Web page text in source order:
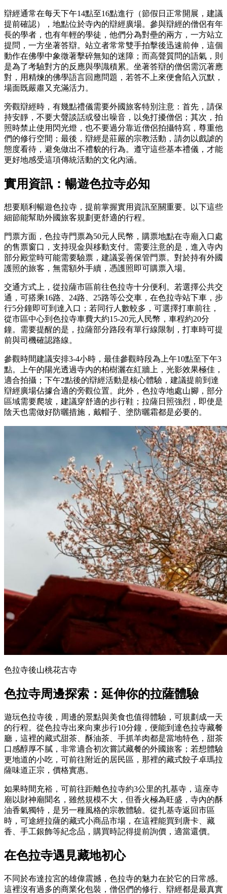
辯經通常在每天下午14點至16點進行（節假日正常開展，建議
提前確認），地點位於寺內的辯經廣場。參與辯經的僧侶有年
長的學者，也有年輕的學徒，他們分為對壘的兩方，一方站立
提問，一方坐著答辯。站立者常常雙手拍擊後迅速前伸，這個
動作在佛學中象徵著擊碎無知的迷障；而高聲質問的語氣，則
是為了考驗對方的反應與學識積累。坐著答辯的僧侶需沉著應
對，用精煉的佛學語言回應問題，若答不上來便會陷入沉默，
場面既嚴肅又充滿活力。
旁觀辯經時，有幾點禮儀需要外國旅客特別注意：首先，請保
持安靜，不要大聲談話或發出噪音，以免打擾僧侶；其次，拍
照時禁止使用閃光燈，也不要過分靠近僧侶拍攝特寫，尊重他
們的修行空間；最後，辯經是莊嚴的宗教活動，請勿以戲謔的
態度看待，避免做出不禮貌的行為。遵守這些基本禮儀，才能
更好地感受這項傳統活動的文化內涵。
實用資訊：暢遊色拉寺必知
想要順利暢遊色拉寺，提前掌握實用資訊至關重要。以下這些
細節能幫助外國旅客規劃更舒適的行程。
門票方面，色拉寺門票為50元人民幣，購票地點在寺廟入口處
的售票窗口，支持現金與移動支付。需要注意的是，進入寺內
部分殿堂時可能需要驗票，建議妥善保管門票。對於持有外國
護照的旅客，無需額外手續，憑護照即可購票入場。
交通方式上，從拉薩市區前往色拉寺十分便利。若選擇公共交
通，可搭乘16路、24路、25路等公交車，在色拉寺站下車，步
行5分鐘即可到達入口；若同行人數較多，可選擇打車前往，
從市區中心到色拉寺車費大約15-20元人民幣，車程約20分
鐘。需要提醒的是，拉薩部分路段有單行線限制，打車時可提
前與司機確認路線。
參觀時間建議安排3-4小時，最佳參觀時段為上午10點至下午3
點。上午的陽光透過寺內的柏樹灑在紅牆上，光影效果極佳，
適合拍攝；下午2點後的辯經活動是核心體驗，建議提前到達
辯經廣場佔據合適的旁觀位置。此外，色拉寺地處山腳，部分
區域需要爬坡，建議穿舒適的步行鞋；拉薩日照強烈，即使是
陰天也需做好防曬措施，戴帽子、塗防曬霜都是必要的。
色拉寺後山桃花古寺
色拉寺周邊探索：延伸你的拉薩體驗
遊玩色拉寺後，周邊的景點與美食也值得體驗，可規劃成一天
的行程。從色拉寺出來向東步行10分鐘，便能到達色拉寺藏餐
廳，這裡的藏式甜茶、酥油茶、手抓羊肉都是當地特色，甜茶
口感醇厚不膩，非常適合初次嘗試藏餐的外國旅客；若想體驗
更地道的小吃，可前往附近的居民區，那裡的藏式餃子卓瑪拉
薩味道正宗，價格實惠。
如果時間充裕，可前往距離色拉寺約3公里的扎基寺，這座寺
廟以財神廟聞名，雖然規模不大，但香火極為旺盛，寺內的酥
油香氣獨特，是另一種風格的宗教體驗。從扎基寺返回市區
時，可途經拉薩的藏式小商品市場，在這裡能買到唐卡、藏
香、手工銀飾等紀念品，購買時記得提前詢價，適當還價。
在色拉寺遇見藏地初心
不同於布達拉宮的雄偉震撼，色拉寺的魅力在於它的日常感。
這裡沒有過多的商業化包裝，僧侶們的修行、辯經都是最真實